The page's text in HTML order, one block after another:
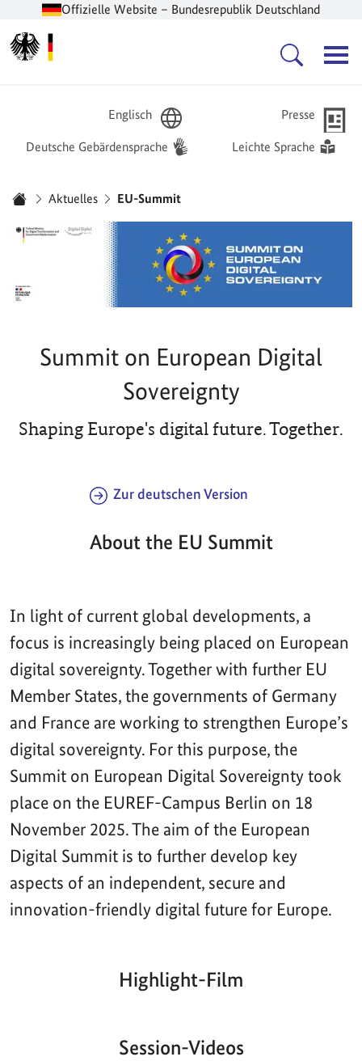
Offizielle Website – Bundesrepublik Deutschland
Englisch Presse
Deutsche Gebärdensprache Leichte Sprache
Aktuelles EU-Summit
Summit on European Digital
Sovereignty
Shaping Europe's digital future. Together.
Zur deutschen Version
About the EU Summit
In light of current global developments, a
focus is increasingly being placed on European
digital sovereignty. Together with further EU
Member States, the governments of Germany
and France are working to strengthen Europe’s
digital sovereignty. For this purpose, the
Summit on European Digital Sovereignty took
place on the EUREF-Campus Berlin on 18
November 2025. The aim of the European
Digital Summit is to further develop key
aspects of an independent, secure and
innovation-friendly digital future for Europe.
Highlight-Film
Aktueller
00:00| 00:00
Session-Videos